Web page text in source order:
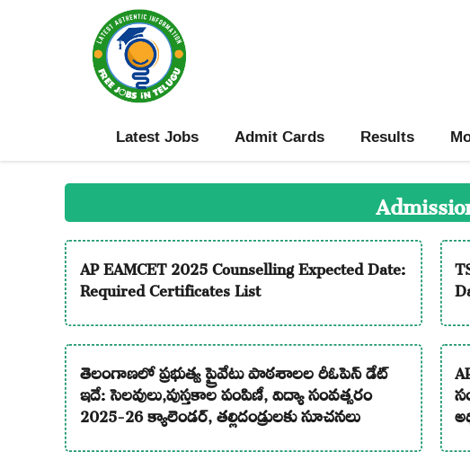
Latest Jobs Admit Cards Results
AP EAMCET 2025 Counselling Expected Date:
Required Certificates List
తెలంగాణలో ప్రభుత్వ ప్రైవేటు పాఠశాలల రీఓపెన్ డేట్
ఇదే: సెలవులు,పుస్తకాల పంపిణీ, విద్యా సంవత్సరం
2025-26 క్యాలెండర్, తల్లిదండ్రులకు సూచనలు